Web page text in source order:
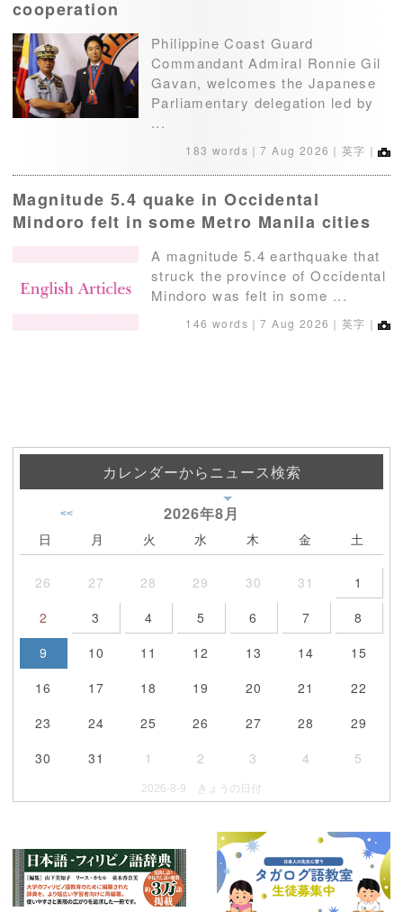
cooperation
Philippine Coast Guard
Commandant Admiral Ronnie Gil
Gavan, welcomes the Japanese
Parliamentary delegation led by
...
183 words｜7 Aug 2026 ｜英字｜
Magnitude 5.4 quake in Occidental
Mindoro felt in some Metro Manila cities
A magnitude 5.4 earthquake that
struck the province of Occidental
Mindoro was felt in some ...
146 words｜7 Aug 2026 ｜英字｜
カレンダーからニュース検索
2026年8月
<<
日 月 火 水 木 金 土
26 27 28 29 30 31
1
2
3 4 5 6 7
8
9
10 11 12 13 14
15
16
17 18 19 20 21
22
23
24 25 26 27 28
29
30
31 1 2 3 4 5
2026-8-9 きょうの日付